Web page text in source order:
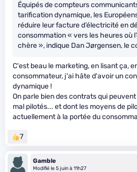
Équipés de compteurs
tarification dynamique, les
réduire leur facture d’électricité en
consommation « vers les heures où
chère », indique Dan Jørgensen, le
C'est beau le marketing, en lisant ça,
consommateur, j'ai hâte d'avoir un
dynamique !
On parle bien des contrats qui
mal pilotés... et dont les moyens de
actuellement à la portée du
7
Gamble
Modifié le 5 juin à 11h27